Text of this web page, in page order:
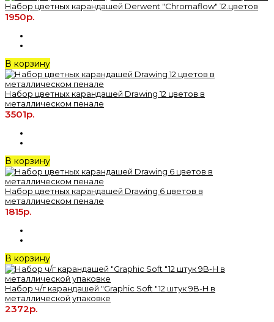
Набор цветных карандашей Derwent "Chromaflow" 12.цветов
1950р.
В корзину
Набор цветных карандашей Drawing 12 цветов в
металлическом пенале
3501р.
В корзину
Набор цветных карандашей Drawing 6 цветов в
металлическом пенале
1815р.
В корзину
Набор ч/г карандашей "Graphic Soft "12 штук 9B-H в
металлической упаковке
2372р.